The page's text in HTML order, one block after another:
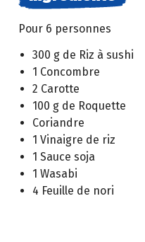
Pour 6 personnes
300 g de Riz à sushi
1 Concombre
2 Carotte
100 g de Roquette
Coriandre
1 Vinaigre de riz
1 Sauce soja
1 Wasabi
4 Feuille de nori